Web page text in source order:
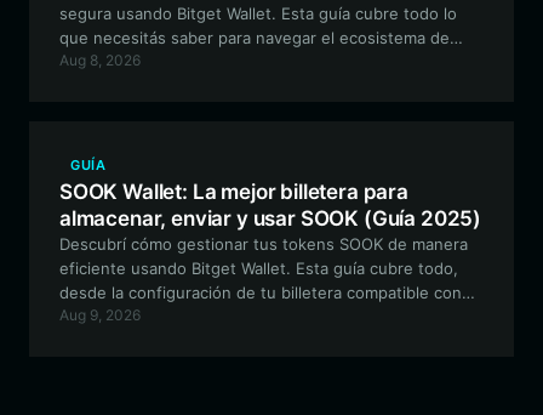
segura usando Bitget Wallet. Esta guía cubre todo lo
que necesitás saber para navegar el ecosistema de
Solana para este viral token meme inspirado en
Aug 8, 2026
GUÍA
SOOK Wallet: La mejor billetera para
almacenar, enviar y usar SOOK (Guía 2025)
Descubrí cómo gestionar tus tokens SOOK de manera
eficiente usando Bitget Wallet. Esta guía cubre todo,
desde la configuración de tu billetera compatible con
EVM hasta cómo aprovechar las características únicas
Aug 9, 2026